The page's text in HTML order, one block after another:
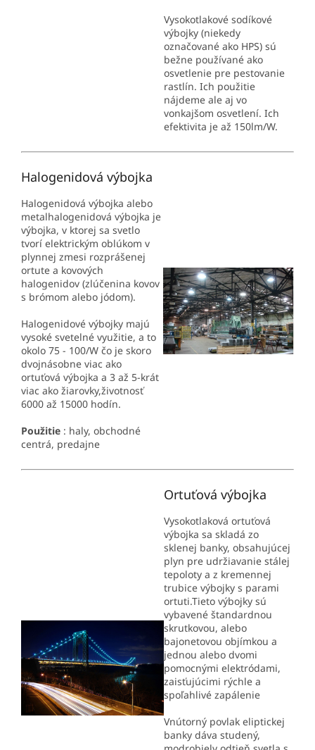
Vysokotlakové sodíkové
výbojky (niekedy
označované ako HPS) sú
bežne používané ako
osvetlenie pre pestovanie
rastlín. Ich použitie
nájdeme ale aj vo
vonkajšom osvetlení. Ich
efektivita je až 150lm/W.
Halogenidová výbojka
Halogenidová výbojka alebo
metalhalogenidová výbojka je
výbojka, v ktorej sa svetlo
tvorí elektrickým oblúkom v
plynnej zmesi rozprášenej
ortute a kovových
halogenidov (zlúčenina kovov
s brómom alebo jódom).
Halogenidové výbojky majú
vysoké svetelné využitie, a to
okolo 75 - 100/W čo je skoro
dvojnásobne viac ako
ortuťová výbojka a 3 až 5-krát
viac ako žiarovky,životnosť
6000 až 15000 hodín.
Použitie : haly, obchodné
centrá, predajne
Ortuťová výbojka
Vysokotlaková ortuťová
výbojka sa skladá zo
sklenej banky, obsahujúcej
plyn pre udržiavanie stálej
tepoloty a z kremennej
trubice výbojky s parami
ortuti.Tieto výbojky sú
vybavené štandardnou
skrutkovou, alebo
bajonetovou objímkou a
jednou alebo dvomi
pomocnými elektródami,
zaisťujúcimi rýchle a
spoľahlivé zapálenie
Vnútorný povlak eliptickej
banky dáva studený,